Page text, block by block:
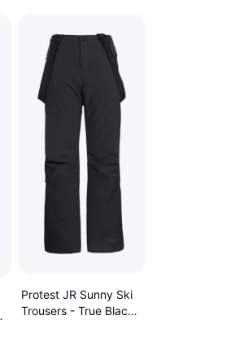
Protest JR Sunny Ski
Trousers - True Black